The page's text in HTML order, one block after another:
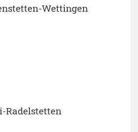
Wettingen
Radelstetten